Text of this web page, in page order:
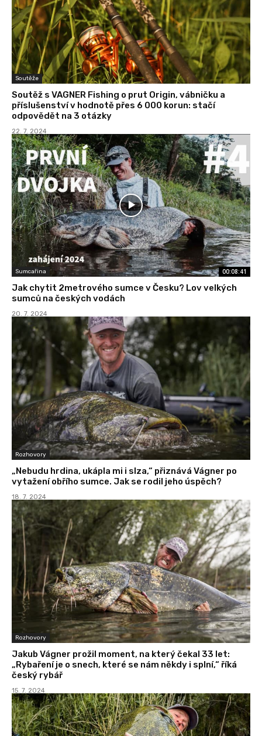
Soutěže
Soutěž s VAGNER Fishing o prut Origin, vábničku a
příslušenství v hodnotě přes 6 000 korun: stačí
odpovědět na 3 otázky
22. 7. 2024
Sumcařina 00:08:41
Jak chytit 2metrového sumce v Česku? Lov velkých
sumců na českých vodách
20. 7. 2024
Rozhovory
„Nebudu hrdina, ukápla mi i slza,“ přiznává Vágner po
vytažení obřího sumce. Jak se rodil jeho úspěch?
18. 7. 2024
Rozhovory
Jakub Vágner prožil moment, na který čekal 33 let:
„Rybaření je o snech, které se nám někdy i splní,“ říká
český rybář
15. 7. 2024